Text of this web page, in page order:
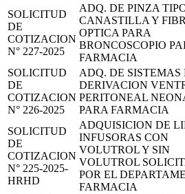
SOLICITUD
DE
COTIZACION
N° 227-2025
ADQ. DE PINZA
CANASTILLA Y
OPTICA PARA
BRONCOSCOPIO
FARMACIA
SOLICITUD
DE
COTIZACION
N° 226-2025
ADQ. DE SISTEMAS
DERIVACION
PERITONEAL
PARA FARMACIA
SOLICITUD
DE
COTIZACION
N° 225-2025-
HRHD
ADQUISICION DE
INFUSORAS CON
VOLUTROL Y SIN
VOLUTROL
POR EL
FARMACIA